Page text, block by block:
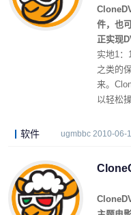
件，也
正实现
实地1
之类的
来。
以轻松
软件 ugmbbc 2010-06-